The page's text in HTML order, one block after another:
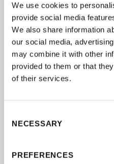
We use cookies to
provide social media
We also share information
our social media,
may combine it with other
provided to them or that
of their services.
Selection
NECESSARY
PREFERENCES
DOMOFERM referencia
MattighofenA projekt:
Motoha...